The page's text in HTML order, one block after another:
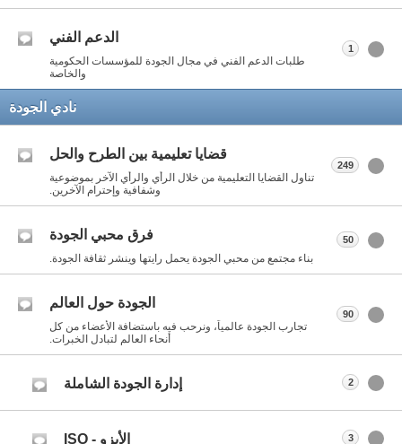
الدعم الفني
طلبات الدعم الفني في مجال الجودة للمؤسسات الحكومية
والخاصة
1
نادي الجودة
قضايا تعليمية بين الطرح والحل
تناول القضايا التعليمية من خلال الرأي والرأي الآخر بموضوعية
وشفافية وإحترام الآخرين.
249
فرق محبي الجودة
بناء مجتمع من محبي الجودة يحمل رايتها وينشر ثقافة الجودة.
50
الجودة حول العالم
تجارب الجودة عالمياً، ونرحب فيه باستضافة الأعضاء من كل
أنحاء العالم لتبادل الخبرات.
90
إدارة الجودة الشاملة 2
الأيزو - ISO 3